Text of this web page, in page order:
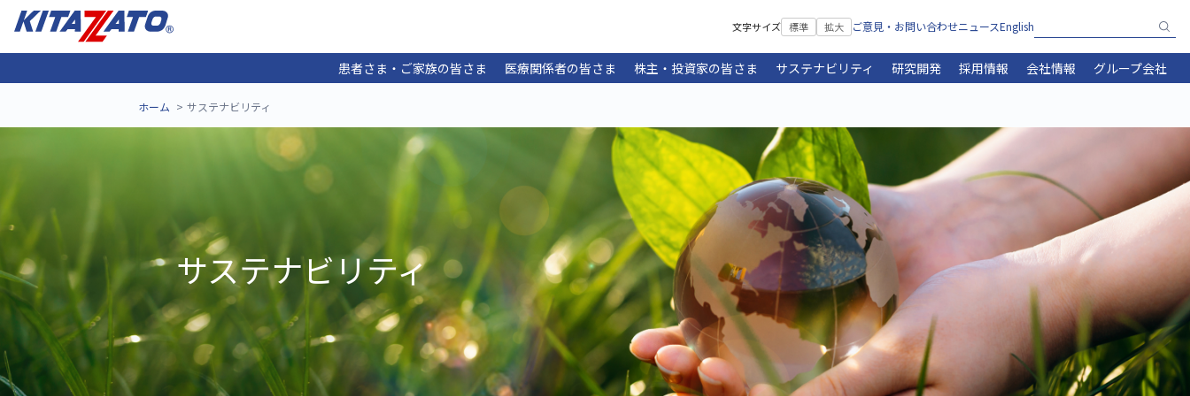
文字サイズ 標準 拡大 ご意見・お問い合わせニュースEnglish
患者さま・ご家族の皆さま 医療関係者の皆さま 株主・投資家の皆さま サステナビリティ 研究開発 採用情報 会社情報 グループ会社
ホーム サステナビリティ
サステナビリティ